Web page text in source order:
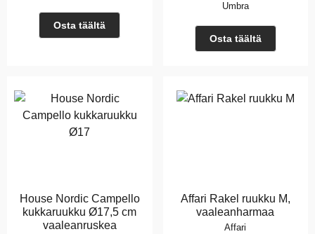
Osta täältä
Umbra
Osta täältä
House Nordic Campello
kukkaruukku Ø17,5 cm
vaaleanruskea
Affari Rakel ruukku M,
vaaleanharmaa
Affari